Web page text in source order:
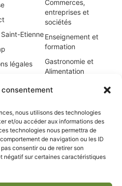
consentement
nous utilisons des technologies
et/ou accéder aux informations des
technologies nous permettra de
de navigation ou les ID
consentir ou de retirer son
négatif sur certaines caractéristiques
Etienne
légales
Commerces,
entreprises et
sociétés
Enseignement et
formation
Gastronomie et
Alimentation
Immobilier, location
Informatique Saint-
Étienne
Internet et
webmaster
Maison et jardin